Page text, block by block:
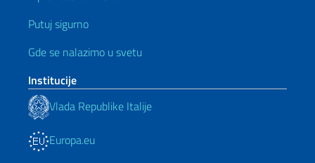
Putuj sigurno
Gde se nalazimo u svetu
Institucije
Vlada Republike Italije
Europa.eu